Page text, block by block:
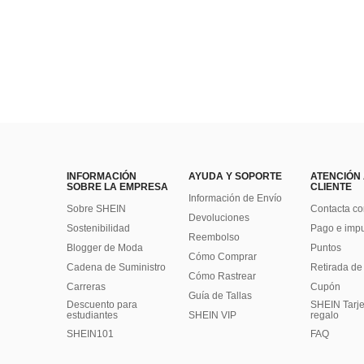
INFORMACIÓN
SOBRE LA EMPRESA
Sobre SHEIN
Sostenibilidad
Blogger de Moda
Cadena de Suministro
Carreras
Descuento para
estudiantes
SHEIN101
AYUDA Y SOPORTE
Información de Envío
Devoluciones
Reembolso
Cómo Comprar
Cómo Rastrear
Guía de Tallas
SHEIN VIP
ATENCIÓN
CLIENTE
Contacta
Pago e
Puntos
Retirada
Cupón
SHEIN
regalo
FAQ